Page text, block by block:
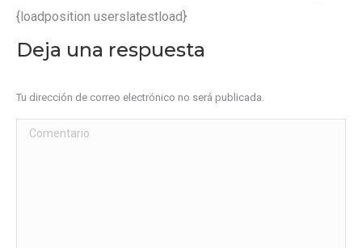
{loadposition userslatestload}
Deja una respuesta
Tu dirección de correo electrónico no será publicada.
Comentario